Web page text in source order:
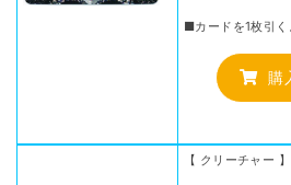
■カードを1枚引く
購
【 クリーチャー 】